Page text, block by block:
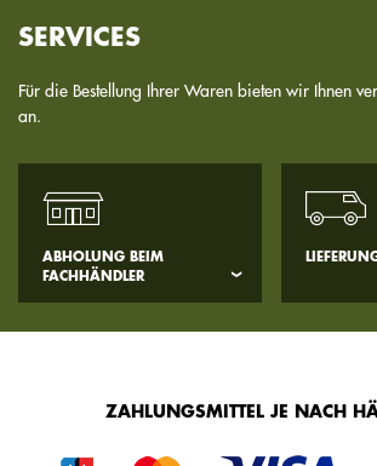
SERVICES
Für die Bestellung Ihrer Waren bieten wir Ihnen
an.
ABHOLUNG BEIM
FACHHÄNDLER
ZAHLUNGSMITTEL JE NACH